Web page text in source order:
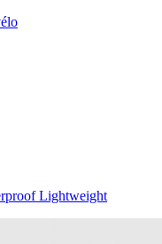
Lightweight